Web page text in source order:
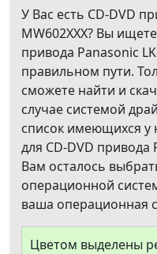
У Вас есть CD-DVD
MW602XXX? Вы
привода Panasonic
правильном пути.
сможете найти и
случае системой
список имеющихся у
для CD-DVD привода
Вам осталось
операционной
ваша операционная
Цветом выделены